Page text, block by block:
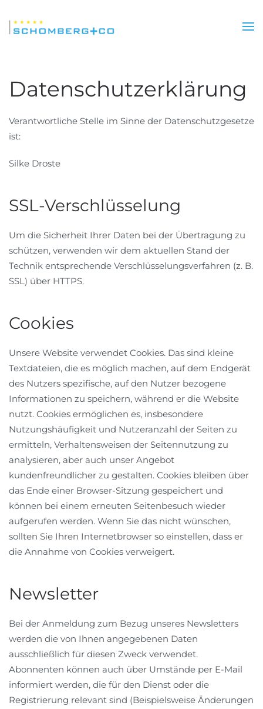
Skip
Datenschutzerklärung
Verantwortliche Stelle im Sinne der Datenschutzgesetze
ist:
Silke Droste
SSL-Verschlüsselung
Um die Sicherheit Ihrer Daten bei der Übertragung zu
schützen, verwenden wir dem aktuellen Stand der
Technik entsprechende Verschlüsselungsverfahren (z. B.
SSL) über HTTPS.
Cookies
Unsere Website verwendet Cookies. Das sind kleine
Textdateien, die es möglich machen, auf dem Endgerät
des Nutzers spezifische, auf den Nutzer bezogene
Informationen zu speichern, während er die Website
nutzt. Cookies ermöglichen es, insbesondere
Nutzungshäufigkeit und Nutzeranzahl der Seiten zu
ermitteln, Verhaltensweisen der Seitennutzung zu
analysieren, aber auch unser Angebot
kundenfreundlicher zu gestalten. Cookies bleiben über
das Ende einer Browser-Sitzung gespeichert und
können bei einem erneuten Seitenbesuch wieder
aufgerufen werden. Wenn Sie das nicht wünschen,
sollten Sie Ihren Internetbrowser so einstellen, dass er
die Annahme von Cookies verweigert.
Newsletter
Bei der Anmeldung zum Bezug unseres Newsletters
werden die von Ihnen angegebenen Daten
ausschließlich für diesen Zweck verwendet.
Abonnenten können auch über Umstände per E-Mail
informiert werden, die für den Dienst oder die
Registrierung relevant sind (Beispielsweise Änderungen